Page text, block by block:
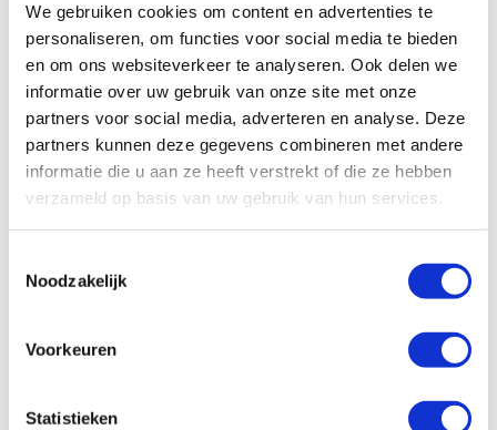
We gebruiken cookies om content en advertenties te
personaliseren, om functies voor social media te bieden
en om ons websiteverkeer te analyseren. Ook delen we
informatie over uw gebruik van onze site met onze
partners voor social media, adverteren en analyse. Deze
partners kunnen deze gegevens combineren met andere
informatie die u aan ze heeft verstrekt of die ze hebben
verzameld op basis van uw gebruik van hun services.
Noodzakelijk
Voorkeuren
Statistieken
lezen).
Sup winnen: Als je sup routes, sup events of andere
interessante sup informatie aandraagt, dan maak je
kans op een sup board van WANNAsup! Je kunt iedere
maand opnieuw meedoen met de actie.
Sup events: We verzamelen sup events voor je, zodat
je het hele jaar door kunt kijken welke leuke sup
activiteiten er georganiseerd worden. Wist je
bijvoorbeeld dat er een Sup 11 stedentocht is? Ken je
Sup & accessoires kopen
: Een link naar onze
onze app vermeld staan? Laat het ons dan vooral weten via de app.